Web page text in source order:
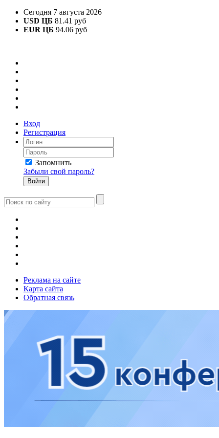
Сегодня 7 августа 2026
USD ЦБ 81.41 руб
EUR ЦБ 94.06 руб
Вход
Регистрация
Запомнить
Забыли свой пароль?
Реклама на сайте
Карта сайта
Обратная связь